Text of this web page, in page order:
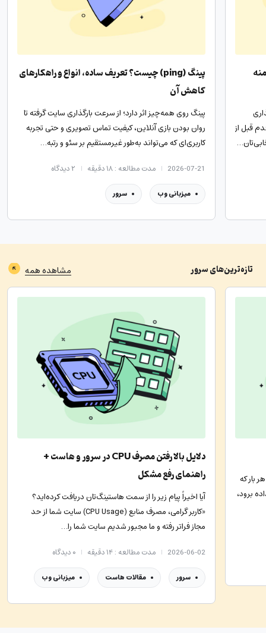
قبل از
پینگ (ping) چیست؟ تعریف ساده، انواع و راهکارهای
کاهش آن
پینگ روی همه‌چیز اثر دارد؛ از سرعت بارگذاری سایت گرفته تا
روان بودن بازی آنلاین، کیفیت تماس تصویری و حتی تجربه
کاربری‌ای که می‌تواند به‌طور غیرمستقیم بر سئو و رتبه…
2026-07-21 مدت مطالعه : ۱۸ دقیقه ۲دیدگاه
میزبانی وب سرور
تازه‌ترین‌هایسرور مشاهده همه
بار که
برود،
دلایل بالا رفتن مصرف CPU در سرور و هاست +
راهنمای رفع مشکل
آیا اخیراً پیام زیر را از سمت هاستینگ‌تان دریافت کرده‌اید؟
«کاربر گرامی، مصرف منابع (CPU Usage) سایت شما از حد
مجاز فراتر رفته و ما مجبور شدیم سایت شما را…
2026-06-02 مدت مطالعه : ۱۴ دقیقه ۰دیدگاه
سرور مقالات هاست میزبانی وب